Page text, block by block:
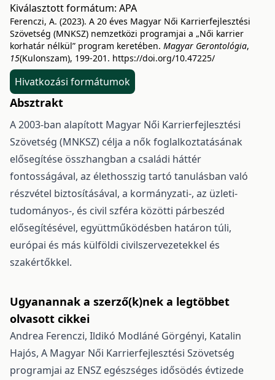
Kiválasztott formátum: APA
Ferenczi, A. (2023). A 20 éves Magyar Női Karrierfejlesztési
Szövetség (MNKSZ) nemzetközi programjai a „Női karrier
korhatár nélkül” program keretében. Magyar Gerontológia,
15(Kulonszam), 199-201. https://doi.org/10.47225/
Hivatkozási formátumok
Absztrakt
A 2003-ban alapított Magyar Női Karrierfejlesztési
Szövetség (MNKSZ) célja a nők foglalkoztatásának
elősegítése összhangban a családi háttér
fontosságával, az élethosszig tartó tanulásban való
részvétel biztosításával, a kormányzati-, az üzleti-
tudományos-, és civil szféra közötti párbeszéd
elősegítésével, együttműködésben határon túli,
európai és más külföldi civilszervezetekkel és
szakértőkkel.
Ugyanannak a szerző(k)nek a legtöbbet
olvasott cikkei
Andrea Ferenczi, Ildikó Modláné Görgényi, Katalin
Hajós, A Magyar Női Karrierfejlesztési Szövetség
programjai az ENSZ egészséges idősödés évtizede